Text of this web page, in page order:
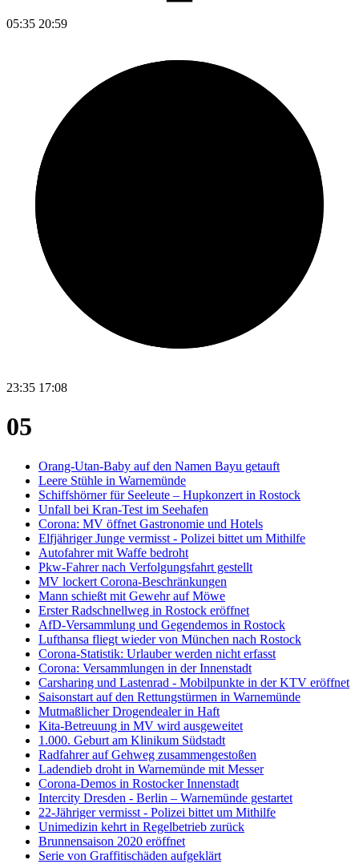
05:35 20:59
23:35 17:08
05
Orang-Utan-Baby auf den Namen Bayu getauft
Leere Stühle in Warnemünde
Schiffshörner für Seeleute – Hupkonzert in Rostock
Unfall bei Kran-Test im Seehafen
Corona: MV öffnet Gastronomie und Hotels
Elfjähriger Junge vermisst - Polizei bittet um Mithilfe
Autofahrer mit Waffe bedroht
Pkw-Fahrer nach Verfolgungsfahrt gestellt
MV lockert Corona-Beschränkungen
Mann schießt mit Gewehr auf Möwe
Erster Radschnellweg in Rostock eröffnet
AfD-Versammlung und Gegendemos in Rostock
Lufthansa fliegt wieder von München nach Rostock
Corona-Statistik: Urlauber werden nicht erfasst
Corona: Versammlungen in der Innenstadt
Carsharing und Lastenrad - Mobilpunkte in der KTV eröffnet
Saisonstart auf den Rettungstürmen in Warnemünde
Mutmaßlicher Drogendealer in Haft
Kita-Betreuung in MV wird ausgeweitet
1.000. Geburt am Klinikum Südstadt
Radfahrer auf Gehweg zusammengestoßen
Ladendieb droht in Warnemünde mit Messer
Corona-Demos in Rostocker Innenstadt
Intercity Dresden - Berlin – Warnemünde gestartet
22-Jähriger vermisst - Polizei bittet um Mithilfe
Unimedizin kehrt in Regelbetrieb zurück
Brunnensaison 2020 eröffnet
Serie von Graffitischäden aufgeklärt